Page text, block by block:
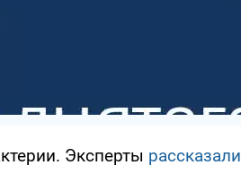
Эксперты рассказали